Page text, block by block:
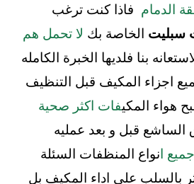
الدمام فاذا كنت ترغب
سبليت الخاصة بك لا تحمل هم
بنا فلديها الخبرة الكامله
اجزاء المكيف قبل التنظيف
هواء المكيفات اكثر صحية
قبل و بعد عمليه
انواع المنظفات السئلة
بالسلب على اداء المكيف بل